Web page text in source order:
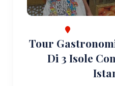
Tour
Di 3 Isole